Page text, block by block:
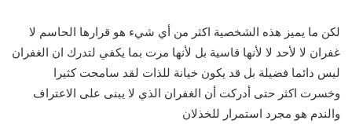
لكن ما يميز هذه الشخصية اكثر من أي شيء هو قرارها الحاسم لا
غفران لا لأحد لا لأنها قاسية بل لأنها مرت بما يكفي لتدرك ان الغفران
ليس دائما فضيلة بل قد يكون خيانة للذات لقد سامحت كثيرا
وخسرت اكثر حتى أدركت أن الغفران الذي لا يبنى على الاعتراف
والندم هو مجرد استمرار للخذلان